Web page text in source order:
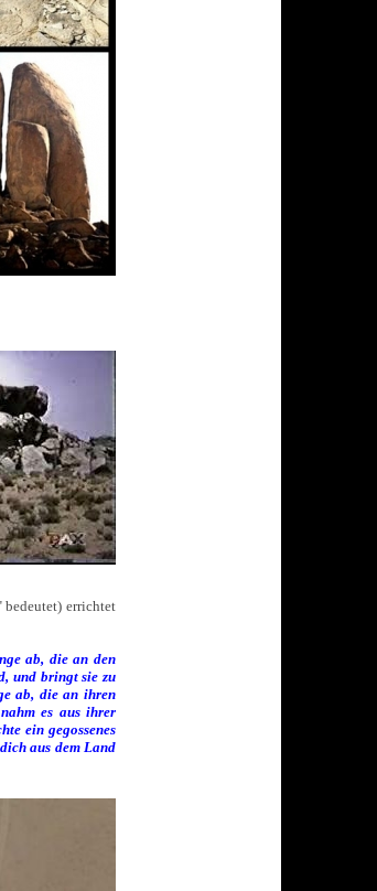
bedeutet) errichtet
ab, die an den
und bringt sie zu
ab, die an ihren
es aus ihrer
ein gegossenes
aus dem Land